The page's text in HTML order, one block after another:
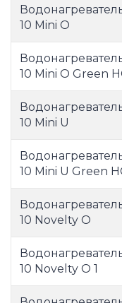
10 Mini O
10 Mini O Green
10 Mini U
10 Mini U Green
10 Novelty O
10 Novelty O 1